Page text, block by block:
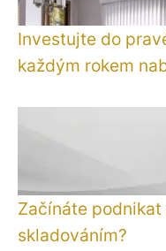
Investujte do
každým rokem
Začínáte
skladováním?